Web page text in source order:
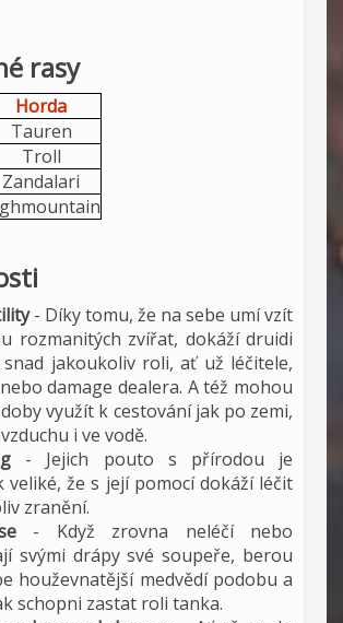
rasy
Horda
Tauren
Troll
Zandalari
- Díky tomu, že na sebe umí vzít
rozmanitých zvířat, dokáží druidi
snad jakoukoliv roli, ať už léčitele,
damage dealera. A též mohou
využít k cestování jak po zemi,
i ve vodě.
- Jejich pouto s přírodou je
veliké, že s její pomocí dokáží léčit
zranění.
- Když zrovna neléčí nebo
svými drápy své soupeře, berou
houževnatější medvědí podobu a
schopni zastat roli tanka.